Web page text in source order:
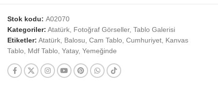
Stok kodu: A02070
Kategoriler: Atatürk, Fotoğraf Görseller, Tablo Galerisi
Etiketler: Atatürk, Balosu, Cam Tablo, Cumhuriyet, Kanvas
Tablo, Mdf Tablo, Yatay, Yemeğinde